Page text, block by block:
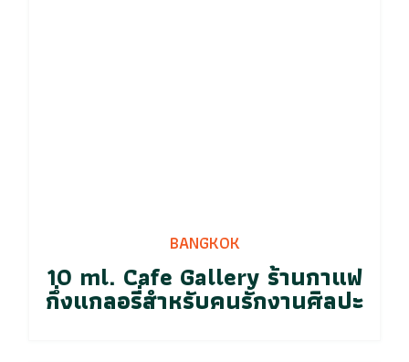
BANGKOK
10 ml. Cafe Gallery ร้านกาแฟ
กึ่งแกลอรี่สำหรับคนรักงานศิลปะ